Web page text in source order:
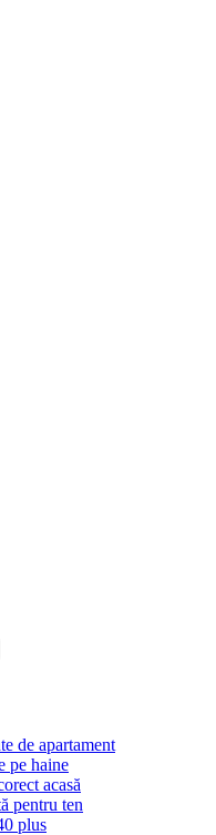
de apartament
pe haine
acasă
pentru ten
plus